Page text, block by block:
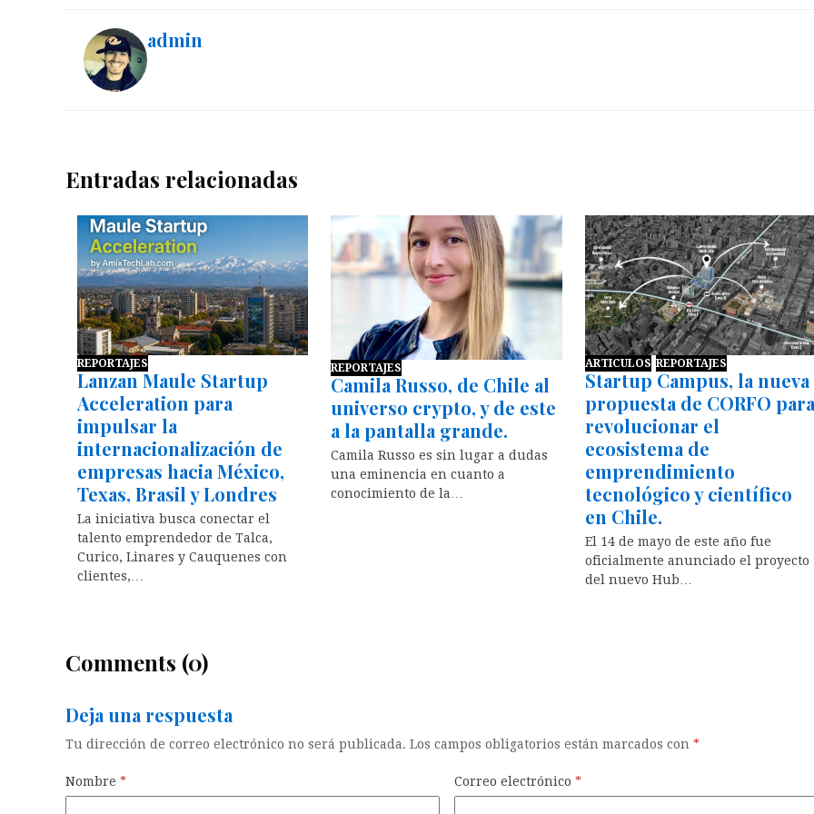
admin
Entradas relacionadas
REPORTAJES
Lanzan Maule Startup
Acceleration para
impulsar la
internacionalización de
empresas hacia México,
Texas, Brasil y Londres
La iniciativa busca conectar el
talento emprendedor de Talca,
Curico, Linares y Cauquenes con
clientes,…
REPORTAJES
Camila Russo, de Chile al
universo crypto, y de este
a la pantalla grande.
Camila Russo es sin lugar a dudas
una eminencia en cuanto a
conocimiento de la…
ARTICULOS REPORTAJES
Startup Campus, la nueva
propuesta de CORFO
revolucionar el
ecosistema de
emprendimiento
tecnológico y científico
en Chile.
El 14 de mayo de este año fue
oficialmente anunciado el proyecto
del nuevo Hub…
Comments (0)
Deja una respuesta
Tu dirección de correo electrónico no será publicada. Los campos obligatorios están marcados con *
Nombre * Correo electrónico*